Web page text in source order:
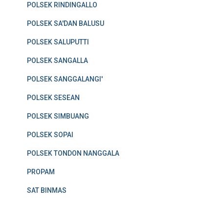
POLSEK RINDINGALLO
POLSEK SA'DAN BALUSU
POLSEK SALUPUTTI
POLSEK SANGALLA
POLSEK SANGGALANGI'
POLSEK SESEAN
POLSEK SIMBUANG
POLSEK SOPAI
POLSEK TONDON NANGGALA
PROPAM
SAT BINMAS